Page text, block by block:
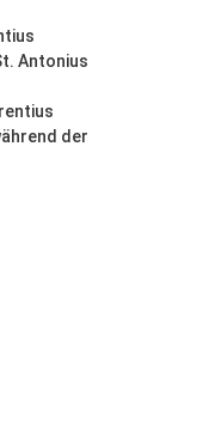
Antonius
der